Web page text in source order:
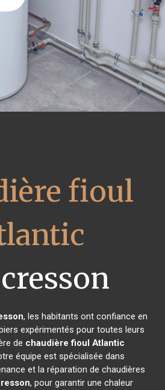
fioul
, les habitants ont confiance en
expérimentés pour toutes leurs
de chaudière fioul Atlantic
équipe est spécialisée dans
et la réparation de chaudières
, pour garantir une chaleur